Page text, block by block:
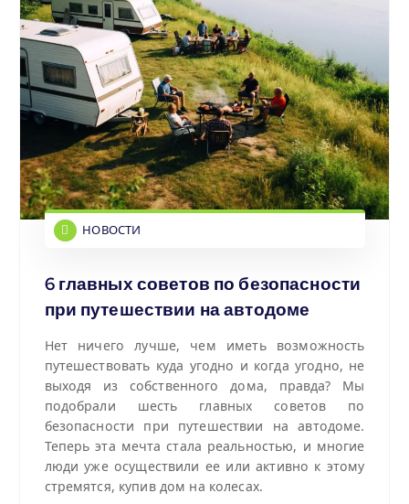
НОВОСТИ
6 главных советов по безопасности
при путешествии на автодоме
Нет ничего лучше, чем иметь возможность
путешествовать куда угодно и когда угодно, не
выходя из собственного дома, правда? Мы
подобрали шесть главных советов по
безопасности при путешествии на автодоме.
Теперь эта мечта стала реальностью, и многие
люди уже осуществили ее или активно к этому
стремятся, купив дом на колесах.